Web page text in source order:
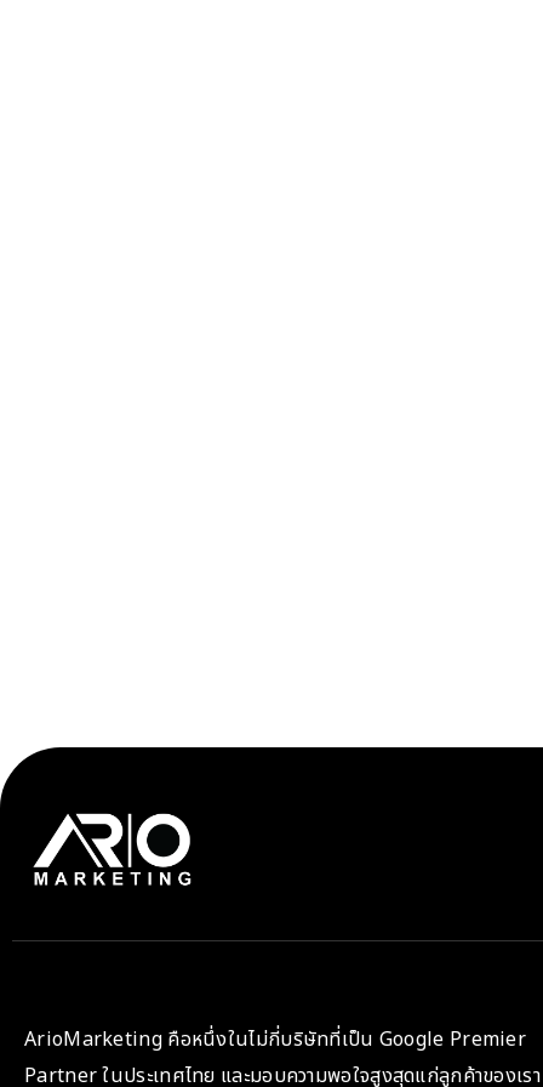
ArioMarketing คือหนึ่งในไม่กี่บริษัทที่เป็น Google Premier
Partner ในประเทศไทย และมอบความพอใจสูงสุดแก่ลูกค้าของเรา